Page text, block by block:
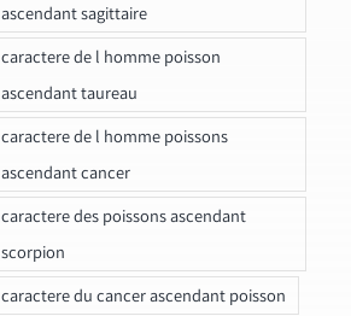
ascendant sagittaire
caractere de l homme poisson
ascendant taureau
caractere de l homme poissons
ascendant cancer
caractere des poissons ascendant
scorpion
caractere du cancer ascendant poisson